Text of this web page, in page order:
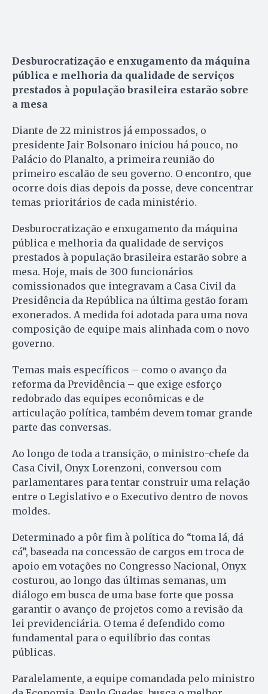
Desburocratização e enxugamento da máquina
pública e melhoria da qualidade de serviços
prestados à população brasileira estarão sobre
a mesa
Diante de 22 ministros já empossados, o
presidente Jair Bolsonaro iniciou há pouco, no
Palácio do Planalto, a primeira reunião do
primeiro escalão de seu governo. O encontro, que
ocorre dois dias depois da posse, deve concentrar
temas prioritários de cada ministério.
Desburocratização e enxugamento da máquina
pública e melhoria da qualidade de serviços
prestados à população brasileira estarão sobre a
mesa. Hoje, mais de 300 funcionários
comissionados que integravam a Casa Civil da
Presidência da República na última gestão foram
exonerados. A medida foi adotada para uma nova
composição de equipe mais alinhada com o novo
governo.
Temas mais específicos – como o avanço da
reforma da Previdência – que exige esforço
redobrado das equipes econômicas e de
articulação política, também devem tomar grande
parte das conversas.
Ao longo de toda a transição, o ministro-chefe da
Casa Civil, Onyx Lorenzoni, conversou com
parlamentares para tentar construir uma relação
entre o Legislativo e o Executivo dentro de novos
moldes.
Determinado a pôr fim à política do “toma lá, dá
cá”, baseada na concessão de cargos em troca de
apoio em votações no Congresso Nacional, Onyx
costurou, ao longo das últimas semanas, um
diálogo em busca de uma base forte que possa
garantir o avanço de projetos como a revisão da
lei previdenciária. O tema é defendido como
fundamental para o equilíbrio das contas
públicas.
Paralelamente, a equipe comandada pelo ministro